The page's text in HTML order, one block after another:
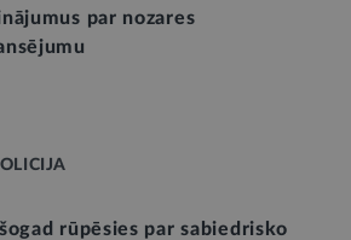
par nozares
rūpēsies par sabiedrisko